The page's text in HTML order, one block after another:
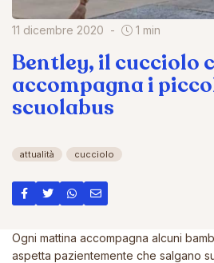
11 dicembre 2020 1 min
Bentley, il cucciolo
accompagna i
scuolabus
attualità cucciolo
Ogni mattina accompagna alcuni
aspetta pazientemente che salgano